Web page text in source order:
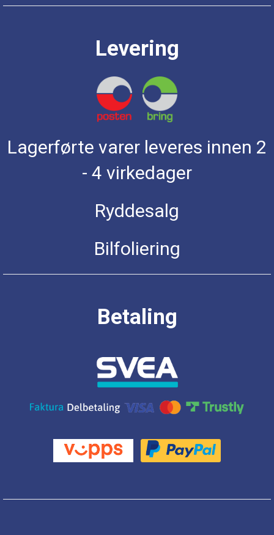
Levering
Lagerførte varer leveres innen 2
- 4 virkedager
Ryddesalg
Bilfoliering
Betaling